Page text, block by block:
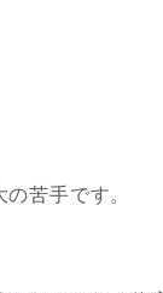
苦手です。